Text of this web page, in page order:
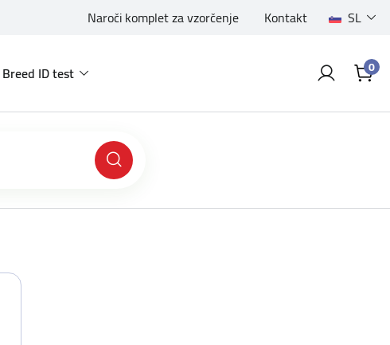
Naroči komplet za vzorčenje Kontakt SL
Breed ID test 0